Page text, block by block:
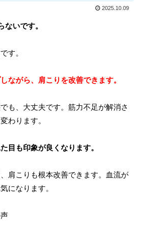
2025.10.09
いです。
す。
ながら、肩こりを改善できます。
も、大丈夫です。筋力不足が解消さ
わります。
目も印象が良くなります。
肩こりも根本改善できます。血流が
になります。